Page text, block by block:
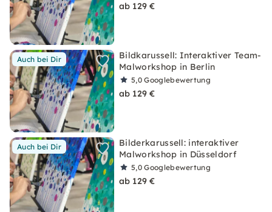
ab 129 €
Auch bei Dir
Bildkarussell: Interaktiver Team-
Malworkshop in Berlin
5,0Googlebewertung
ab 129 €
Auch bei Dir
Bilderkarussell: interaktiver
Malworkshop in Düsseldorf
5,0Googlebewertung
ab 129 €